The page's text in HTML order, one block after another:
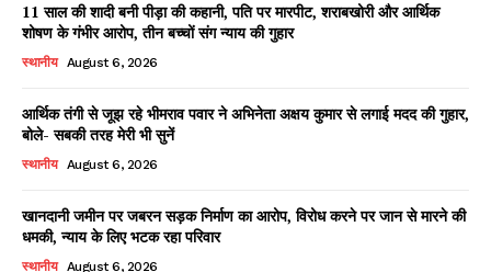
11 साल की शादी बनी पीड़ा की कहानी, पति पर मारपीट, शराबखोरी और आर्थिक
शोषण के गंभीर आरोप, तीन बच्चों संग न्याय की गुहार
स्थानीय August 6, 2026
आर्थिक तंगी से जूझ रहे भीमराव पवार ने अभिनेता अक्षय कुमार से लगाई मदद की गुहार,
बोले- सबकी तरह मेरी भी सुनें
स्थानीय August 6, 2026
खानदानी जमीन पर जबरन सड़क निर्माण का आरोप, विरोध करने पर जान से मारने की
धमकी, न्याय के लिए भटक रहा परिवार
स्थानीय August 6, 2026